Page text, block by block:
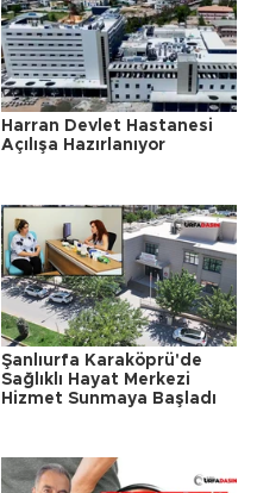
Harran Devlet Hastanesi
Açılışa Hazırlanıyor
Şanlıurfa Karaköprü'de
Sağlıklı Hayat Merkezi
Hizmet Sunmaya Başladı